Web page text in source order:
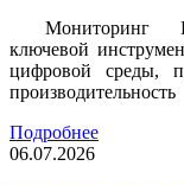
Мониторинг
ключевой
цифровой среды,
производительность
Подробнее
06.07.2026